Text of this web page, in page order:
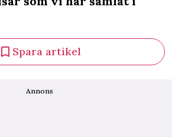
Spara artikel
Annons